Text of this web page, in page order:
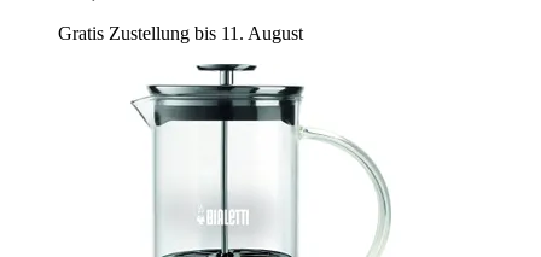
Gratis Zustellung bis 11. August